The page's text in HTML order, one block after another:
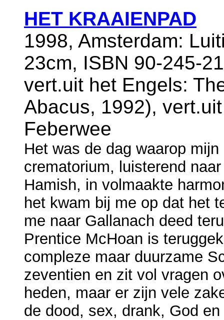
HET KRAAIENPAD
1998, Amsterdam:
23cm, ISBN 90-245-
vert.uit het Engels:
Abacus, 1992),
Feberwee
Het was de dag waarop
crematorium, luisterend
Hamish, in volmaakte
het kwam bij me op dat het
me naar Gallanach deed
Prentice McHoan is
compleze maar duurzame
zeventien en zit vol vragen
heden, maar er zijn vele
de dood, sex, drank, God